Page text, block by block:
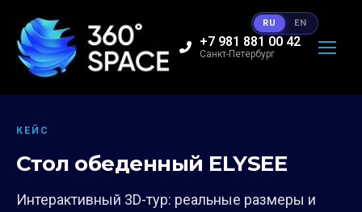
+7 981 881 00 42
Санкт-Петербург
КЕЙС
Стол обеденный ELYSEE
Интерактивный 3D-тур: реальные размеры и
RU EN